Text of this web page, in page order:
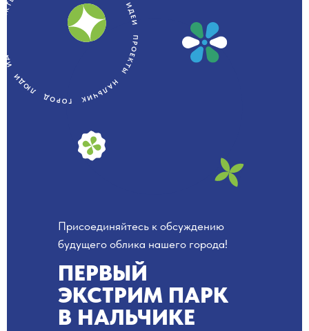
ПЕРВЫЙ
ЭКСТРИМ ПАРК
В НАЛЬЧИКЕ
Присоединяйтесь к обсуждению
будущего облика нашего города!